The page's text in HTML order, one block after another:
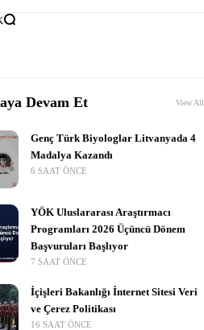
Devam Et View All
Genç Türk Biyologlar Litvanyada 4
Madalya Kazandı
6 SAAT ÖNCE
YÖK Uluslararası Araştırmacı
Programları 2026 Üçüncü Dönem
Başvuruları Başlıyor
7 SAAT ÖNCE
İçişleri Bakanlığı İnternet Sitesi Veri
ve Çerez Politikası
16 SAAT ÖNCE